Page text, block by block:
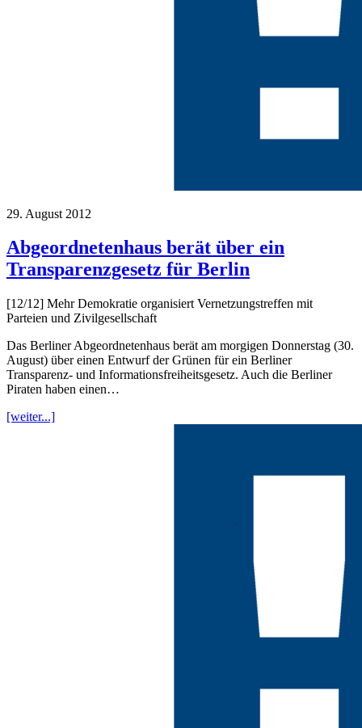
29. August 2012
Abgeordnetenhaus berät über ein
Transparenzgesetz für Berlin
[12/12] Mehr Demokratie organisiert Vernetzungstreffen mit
Parteien und Zivilgesellschaft
Das Berliner Abgeordnetenhaus berät am morgigen Donnerstag (30.
August) über einen Entwurf der Grünen für ein Berliner
Transparenz- und Informationsfreiheitsgesetz. Auch die Berliner
Piraten haben einen…
[weiter...]